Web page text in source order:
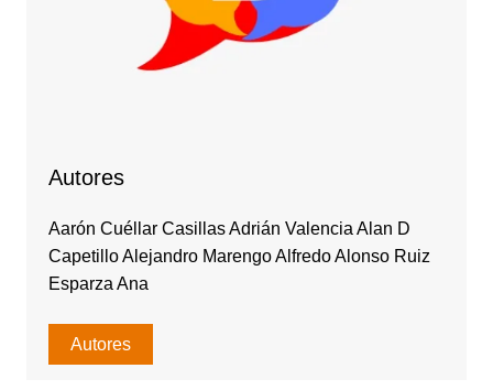
Autores
Aarón Cuéllar Casillas Adrián Valencia Alan D
Capetillo Alejandro Marengo Alfredo Alonso Ruiz
Esparza Ana
Autores